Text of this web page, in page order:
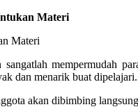
Materi
mempermudah
dan menarik buat
akan dibimbing